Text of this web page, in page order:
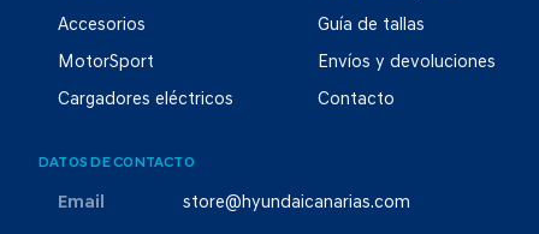
Accesorios
MotorSport
Cargadores eléctricos
Guía de tallas
Envíos y devoluciones
Contacto
DATOS DE CONTACTO
Email store@hyundaicanarias.com